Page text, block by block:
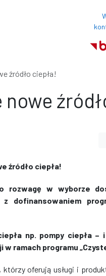
źródło ciepła!
źródło ciepła!
rozwagę w wyborze
dofinansowaniem
np. pompy ciepła –
ramach programu
oferują usługi i